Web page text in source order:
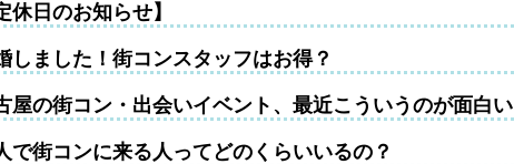
休日のお知らせ】
しました！街コンスタッフはお得？
屋の街コン・出会いイベント、最近こういうのが面白い
で街コンに来る人ってどのくらいいるの？